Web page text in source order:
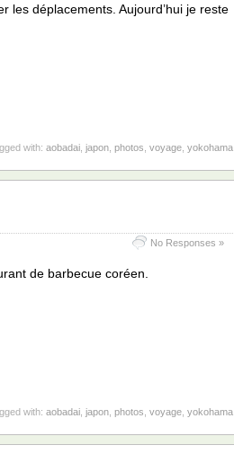
les déplacements. Aujourd’hui je reste
with: aobadai, japon, photos voyage, yokohama
No Responses »
de barbecue coréen.
with: aobadai, japon, photos voyage, yokohama